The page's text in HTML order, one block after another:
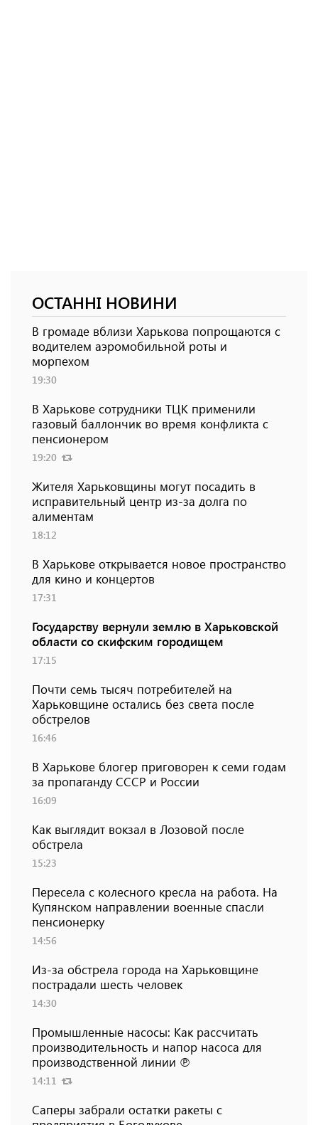
ОСТАННІ НОВИНИ
В громаде вблизи Харькова попрощаются с
водителем аэромобильной роты и
морпехом
19:30
В Харькове сотрудники ТЦК применили
газовый баллончик во время конфликта с
пенсионером
19:20
Жителя Харьковщины могут посадить в
исправительный центр из-за долга по
алиментам
18:12
В Харькове открывается новое пространство
для кино и концертов
17:31
Государству вернули землю в Харьковской
области со скифским городищем
17:15
Почти семь тысяч потребителей на
Харьковщине остались без света после
обстрелов
16:46
В Харькове блогер приговорен к семи годам
за пропаганду СССР и России
16:09
Как выглядит вокзал в Лозовой после
обстрела
15:23
Пересела с колесного кресла на работа. На
Купянском направлении военные спасли
пенсионерку
14:56
Из-за обстрела города на Харьковщине
пострадали шесть человек
14:30
Промышленные насосы: Как рассчитать
производительность и напор насоса для
производственной линии ℗
14:11
Саперы забрали остатки ракеты с